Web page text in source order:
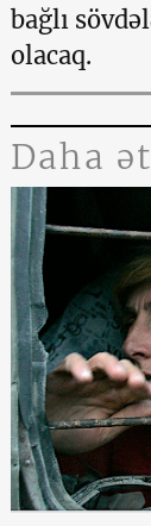
bağlı
olacaq.
Daha